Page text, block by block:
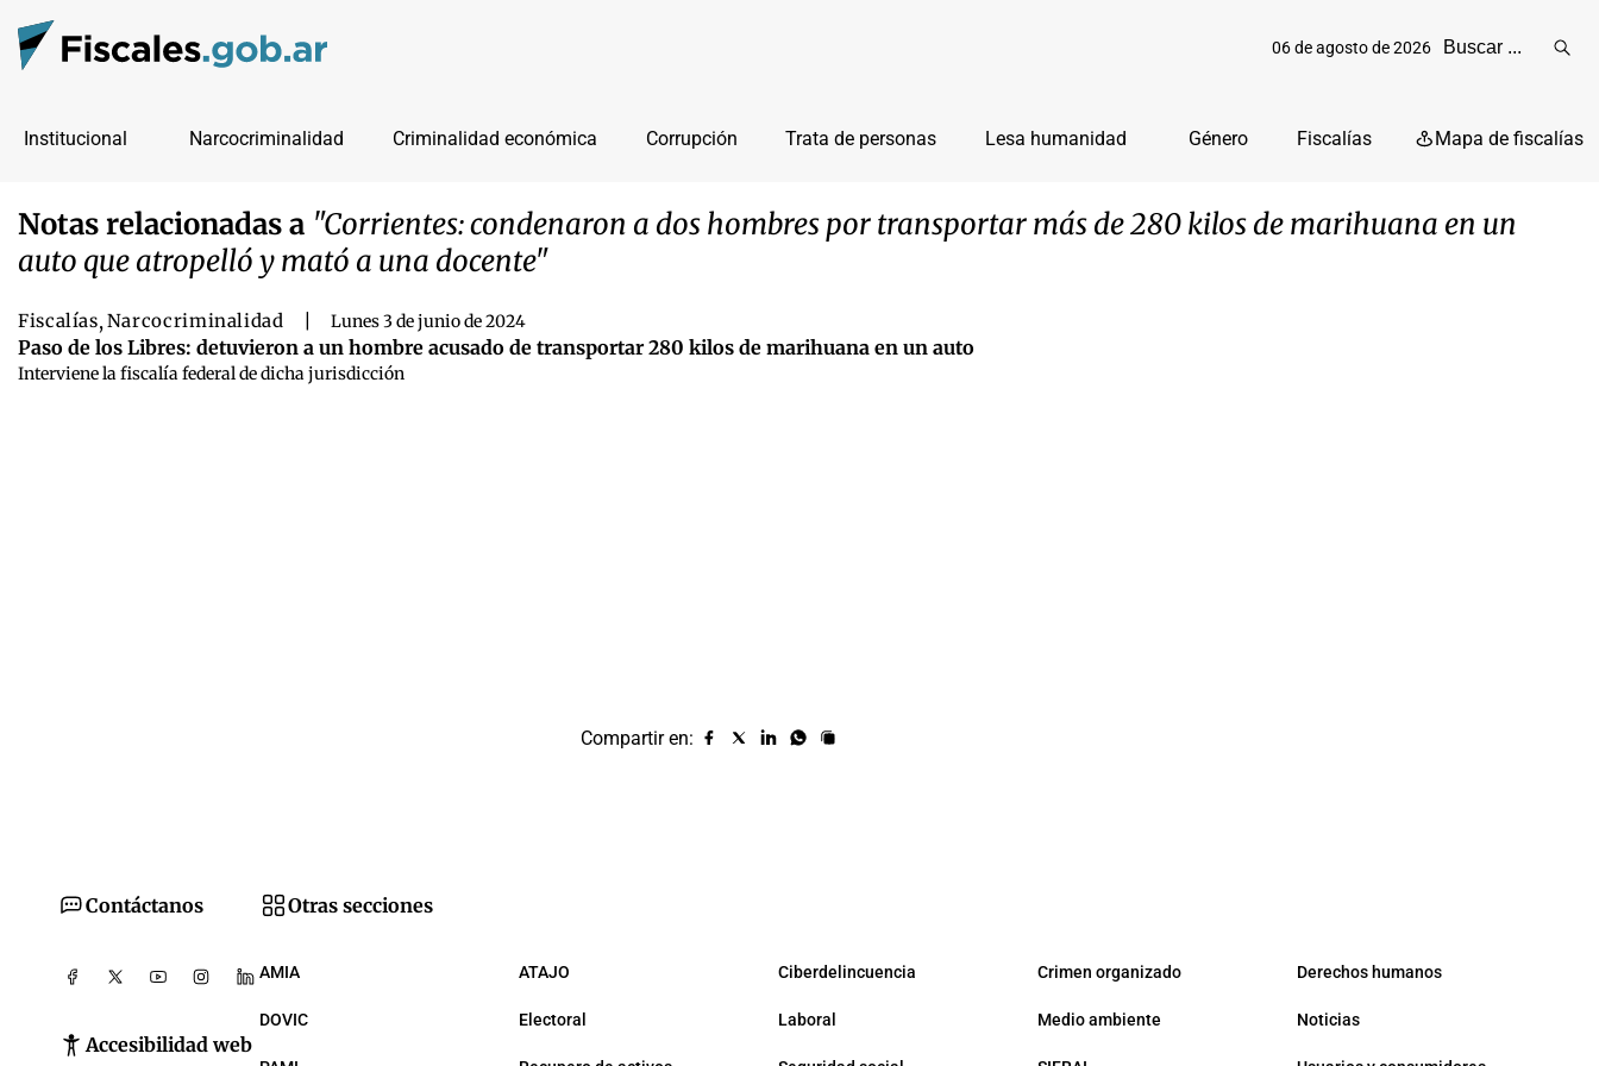
06 de agosto de 2026
Institucional Narcocriminalidad Criminalidad económica Corrupción Trata de personas Lesa humanidad Género Fiscalías Mapa de fiscalías
Notas relacionadas a "Corrientes: condenaron a dos hombres por transportar más de 280 kilos de marihuana en un
auto que atropelló y mató a una docente"
Fiscalías, Narcocriminalidad Lunes 3 de junio de 2024
Paso de los Libres: detuvieron a un hombre acusado de transportar 280 kilos de marihuana en un auto
Interviene la fiscalía federal de dicha jurisdicción
Compartir en:
Compartir
Compartir
Compartir
Compartir
Copiar
Contáctanos
Accesibilidad web
Otras secciones
AMIA ATAJO Ciberdelincuencia Crimen organizado Derechos humanos
DOVIC Electoral Laboral Medio ambiente Noticias